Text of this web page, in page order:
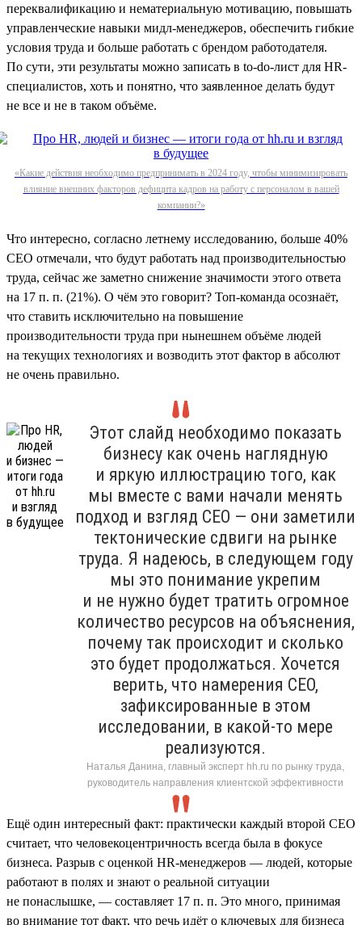
переквалификацию и нематериальную мотивацию, повышать
управленческие навыки мидл-менеджеров, обеспечить гибкие
условия труда и больше работать с брендом работодателя.
По сути, эти результаты можно записать в to-do-лист для HR-
специалистов, хоть и понятно, что заявленное делать будут
не все и не в таком объёме.
«Какие действия необходимо предпринимать в 2024 году, чтобы минимизировать
влияние внешних факторов дефицита кадров на работу с персоналом в вашей
компании?»
Что интересно, согласно летнему исследованию, больше 40%
СЕО отмечали, что будут работать над производительностью
труда, сейчас же заметно снижение значимости этого ответа
на 17 п. п. (21%). О чём это говорит? Топ-команда осознаёт,
что ставить исключительно на повышение
производительности труда при нынешнем объёме людей
на текущих технологиях и возводить этот фактор в абсолют
не очень правильно.
Этот слайд необходимо показать
бизнесу как очень наглядную
и яркую иллюстрацию того, как
мы вместе с вами начали менять
подход и взгляд СЕО — они заметили
тектонические сдвиги на рынке
труда. Я надеюсь, в следующем году
мы это понимание укрепим
и не нужно будет тратить огромное
количество ресурсов на объяснения,
почему так происходит и сколько
это будет продолжаться. Хочется
верить, что намерения СЕО,
зафиксированные в этом
исследовании, в какой-то мере
реализуются.
Наталья Данина, главный эксперт hh.ru по рынку труда,
руководитель направления клиентской эффективности
Ещё один интересный факт: практически каждый второй СЕО
считает, что человекоцентричность всегда была в фокусе
бизнеса. Разрыв с оценкой HR-менеджеров — людей, которые
работают в полях и знают о реальной ситуации
не понаслышке, — составляет 17 п. п. Это много, принимая
во внимание тот факт, что речь идёт о ключевых для бизнеса